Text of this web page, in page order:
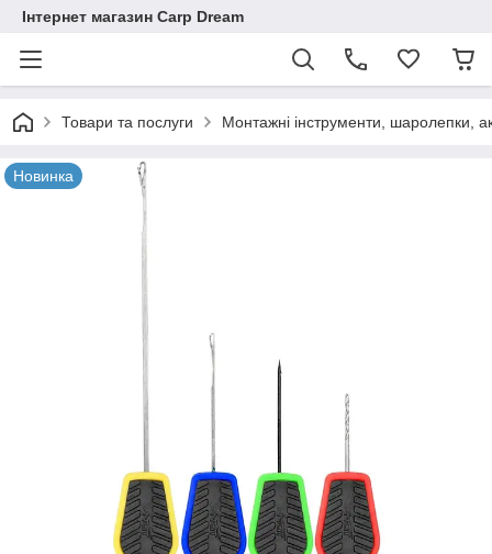
Інтернет магазин Carp Dream
Товари та послуги Монтажні інструменти, шаролепки,
Новинка